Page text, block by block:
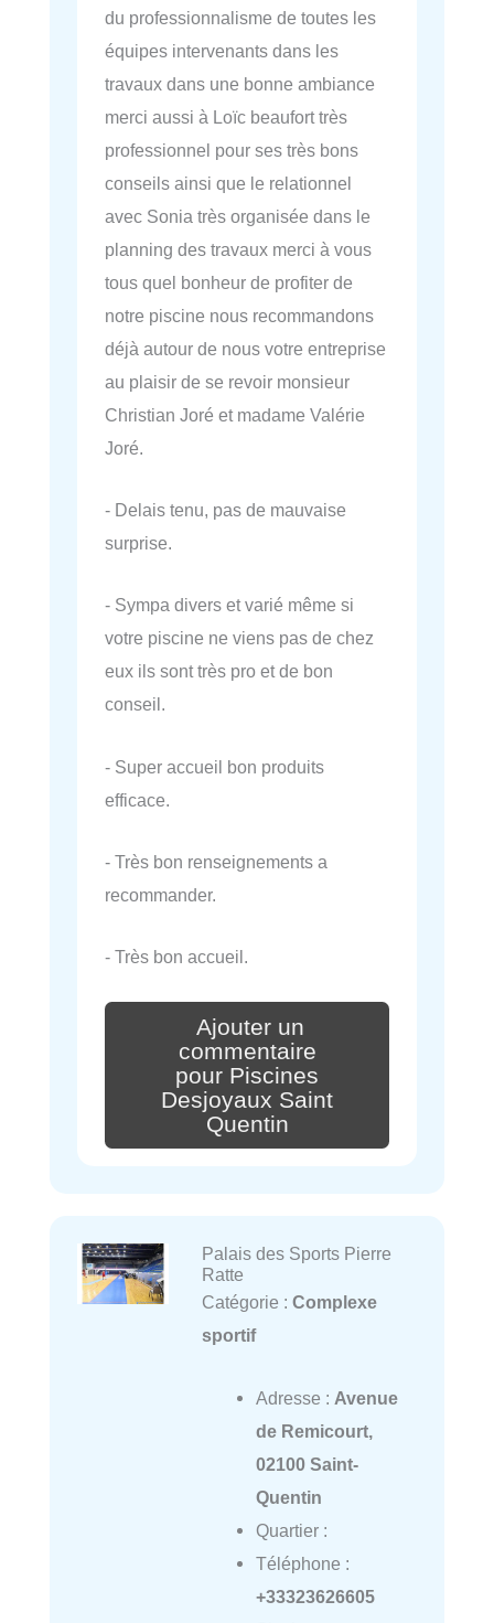
du professionnalisme de toutes les
équipes intervenants dans les
travaux dans une bonne ambiance
merci aussi à Loïc beaufort très
professionnel pour ses très bons
conseils ainsi que le relationnel
avec Sonia très organisée dans le
planning des travaux merci à vous
tous quel bonheur de profiter de
notre piscine nous recommandons
déjà autour de nous votre entreprise
au plaisir de se revoir monsieur
Christian Joré et madame Valérie
Joré.
- Delais tenu, pas de mauvaise
surprise.
- Sympa divers et varié même si
votre piscine ne viens pas de chez
eux ils sont très pro et de bon
conseil.
- Super accueil bon produits
efficace.
- Très bon renseignements a
recommander.
- Très bon accueil.
Ajouter un
commentaire
pour Piscines
Desjoyaux Saint
Quentin
Palais des Sports Pierre
Ratte
Catégorie : Complexe
sportif
Adresse : Avenue
de Remicourt,
02100 Saint-
Quentin
Quartier :
Téléphone :
+33323626605